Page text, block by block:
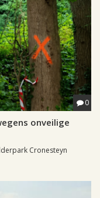
0
onveilige
Cronesteyn